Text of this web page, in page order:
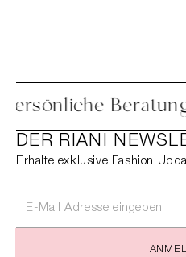
Persönliche
DER RIANI
Erhalte exklusive Fashion